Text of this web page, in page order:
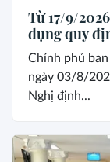
Từ 17/9/
dụng quy
Chính phủ
ngày 03/8/
Nghị định...